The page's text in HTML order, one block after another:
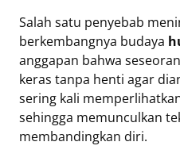
Salah satu penyebab
berkembangnya budaya
anggapan bahwa
keras tanpa henti agar
sering kali
sehingga memunculkan
membandingkan diri.